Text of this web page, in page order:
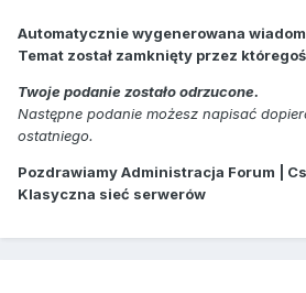
Automatycznie wygenerowana
Temat został zamknięty przez
Twoje podanie zostało odrzucone.
Następne podanie możesz napisać
ostatniego.
Pozdrawiamy Administracja Forum |
Klasyczna sieć serwerów